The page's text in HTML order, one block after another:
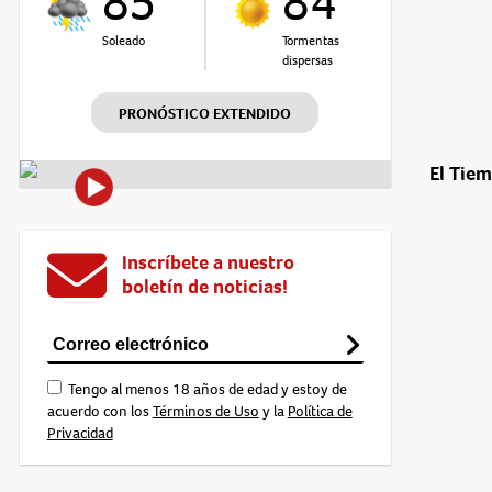
Soleado
Tormentas
dispersas
PRONÓSTICO EXTENDIDO
El
Inscríbete a nuestro
boletín de noticias!
Tengo al menos 18 años de edad y estoy de
acuerdo con losTérminos de Uso y la Política de
Privacidad